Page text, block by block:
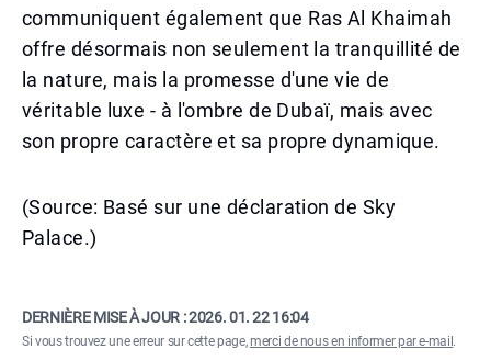
communiquent également que Ras Al Khaimah
offre désormais non seulement la tranquillité de
la nature, mais la promesse d'une vie de
véritable luxe - à l'ombre de Dubaï, mais avec
son propre caractère et sa propre dynamique.
(Source: Basé sur une déclaration de Sky
Palace.)
DERNIÈRE MISE À JOUR :2026. 01. 22 16:04
Si vous trouvez une erreur sur cette page,merci de nous en informer par e-mail .